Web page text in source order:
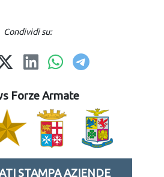
Condividi su:
Forze Armate
STAMPA AZIENDE